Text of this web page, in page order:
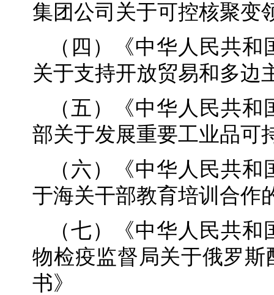
集团公司关于可控核聚变
（四）《中华人民共
关于支持开放贸易和多边
（五）《中华人民共
部关于发展重要工业品可
（六）《中华人民共
于海关干部教育培训合作
（七）《中华人民共
物检疫监督局关于俄罗
书》